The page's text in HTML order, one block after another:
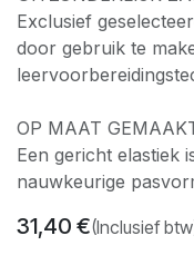
Exclusief
door gebruik te
OP MAAT
Een gericht elastiek
nauwkeurige
31,40 €(Inclusief